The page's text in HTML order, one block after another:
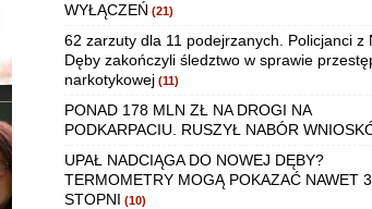
WYŁĄCZEŃ (21)
62 zarzuty dla 11 podejrzanych. Policjanci z
Dęby zakończyli śledztwo w sprawie
narkotykowej (11)
PONAD 178 MLN ZŁ NA DROGI NA
PODKARPACIU. RUSZYŁ NABÓR
UPAŁ NADCIĄGA DO NOWEJ DĘBY?
TERMOMETRY MOGĄ POKAZAĆ NAWET
STOPNI (10)